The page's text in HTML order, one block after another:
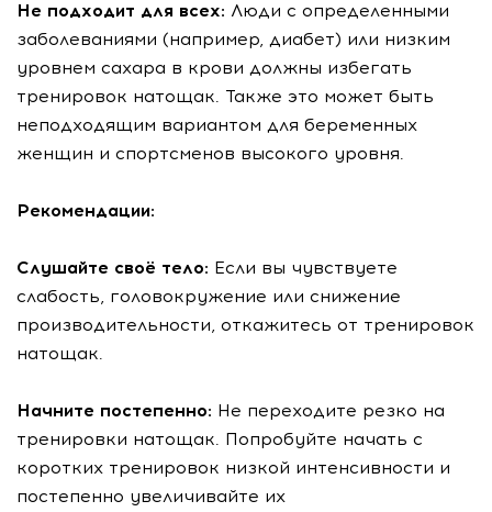
Не подходит для всех: Люди с определенными
заболеваниями (например, диабет) или низким
уровнем сахара в крови должны избегать
тренировок натощак. Также это может быть
неподходящим вариантом для беременных
женщин и спортсменов высокого уровня.
Рекомендации:
Слушайте своё тело: Если вы чувствуете
слабость, головокружение или снижение
производительности, откажитесь от тренировок
натощак.
Начните постепенно: Не переходите резко на
тренировки натощак. Попробуйте начать с
коротких тренировок низкой интенсивности и
постепенно увеличивайте их